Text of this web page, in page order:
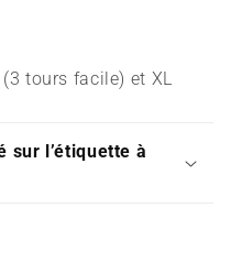
tours facile) et XL
sur l’étiquette à